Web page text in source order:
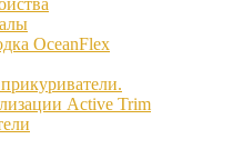
OceanFlex
Active Trim